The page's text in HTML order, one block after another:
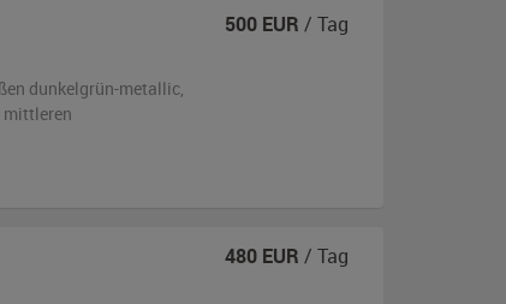
dunkelgrün-metallic,
mittleren
500 EUR / Tag
480 EUR / Tag